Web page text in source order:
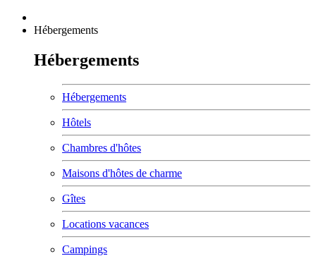
Hébergements
Hébergements
Hébergements
Hôtels
Chambres d'hôtes
Maisons d'hôtes de charme
Gîtes
Locations vacances
Campings